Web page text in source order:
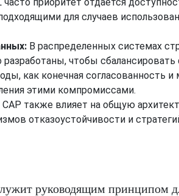
для случаев
В распределенных системах
чтобы сбалансировать
как конечная согласованность
этими компромиссами.
также влияет на общую
отказоустойчивости и
руководящим принципом